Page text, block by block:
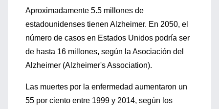
Aproximadamente 5.5 millones de
estadounidenses tienen Alzheimer. En 2050, el
número de casos en Estados Unidos podría ser
de hasta 16 millones, según la Asociación del
Alzheimer (Alzheimer's Association).
Las muertes por la enfermedad aumentaron un
55 por ciento entre 1999 y 2014, según los